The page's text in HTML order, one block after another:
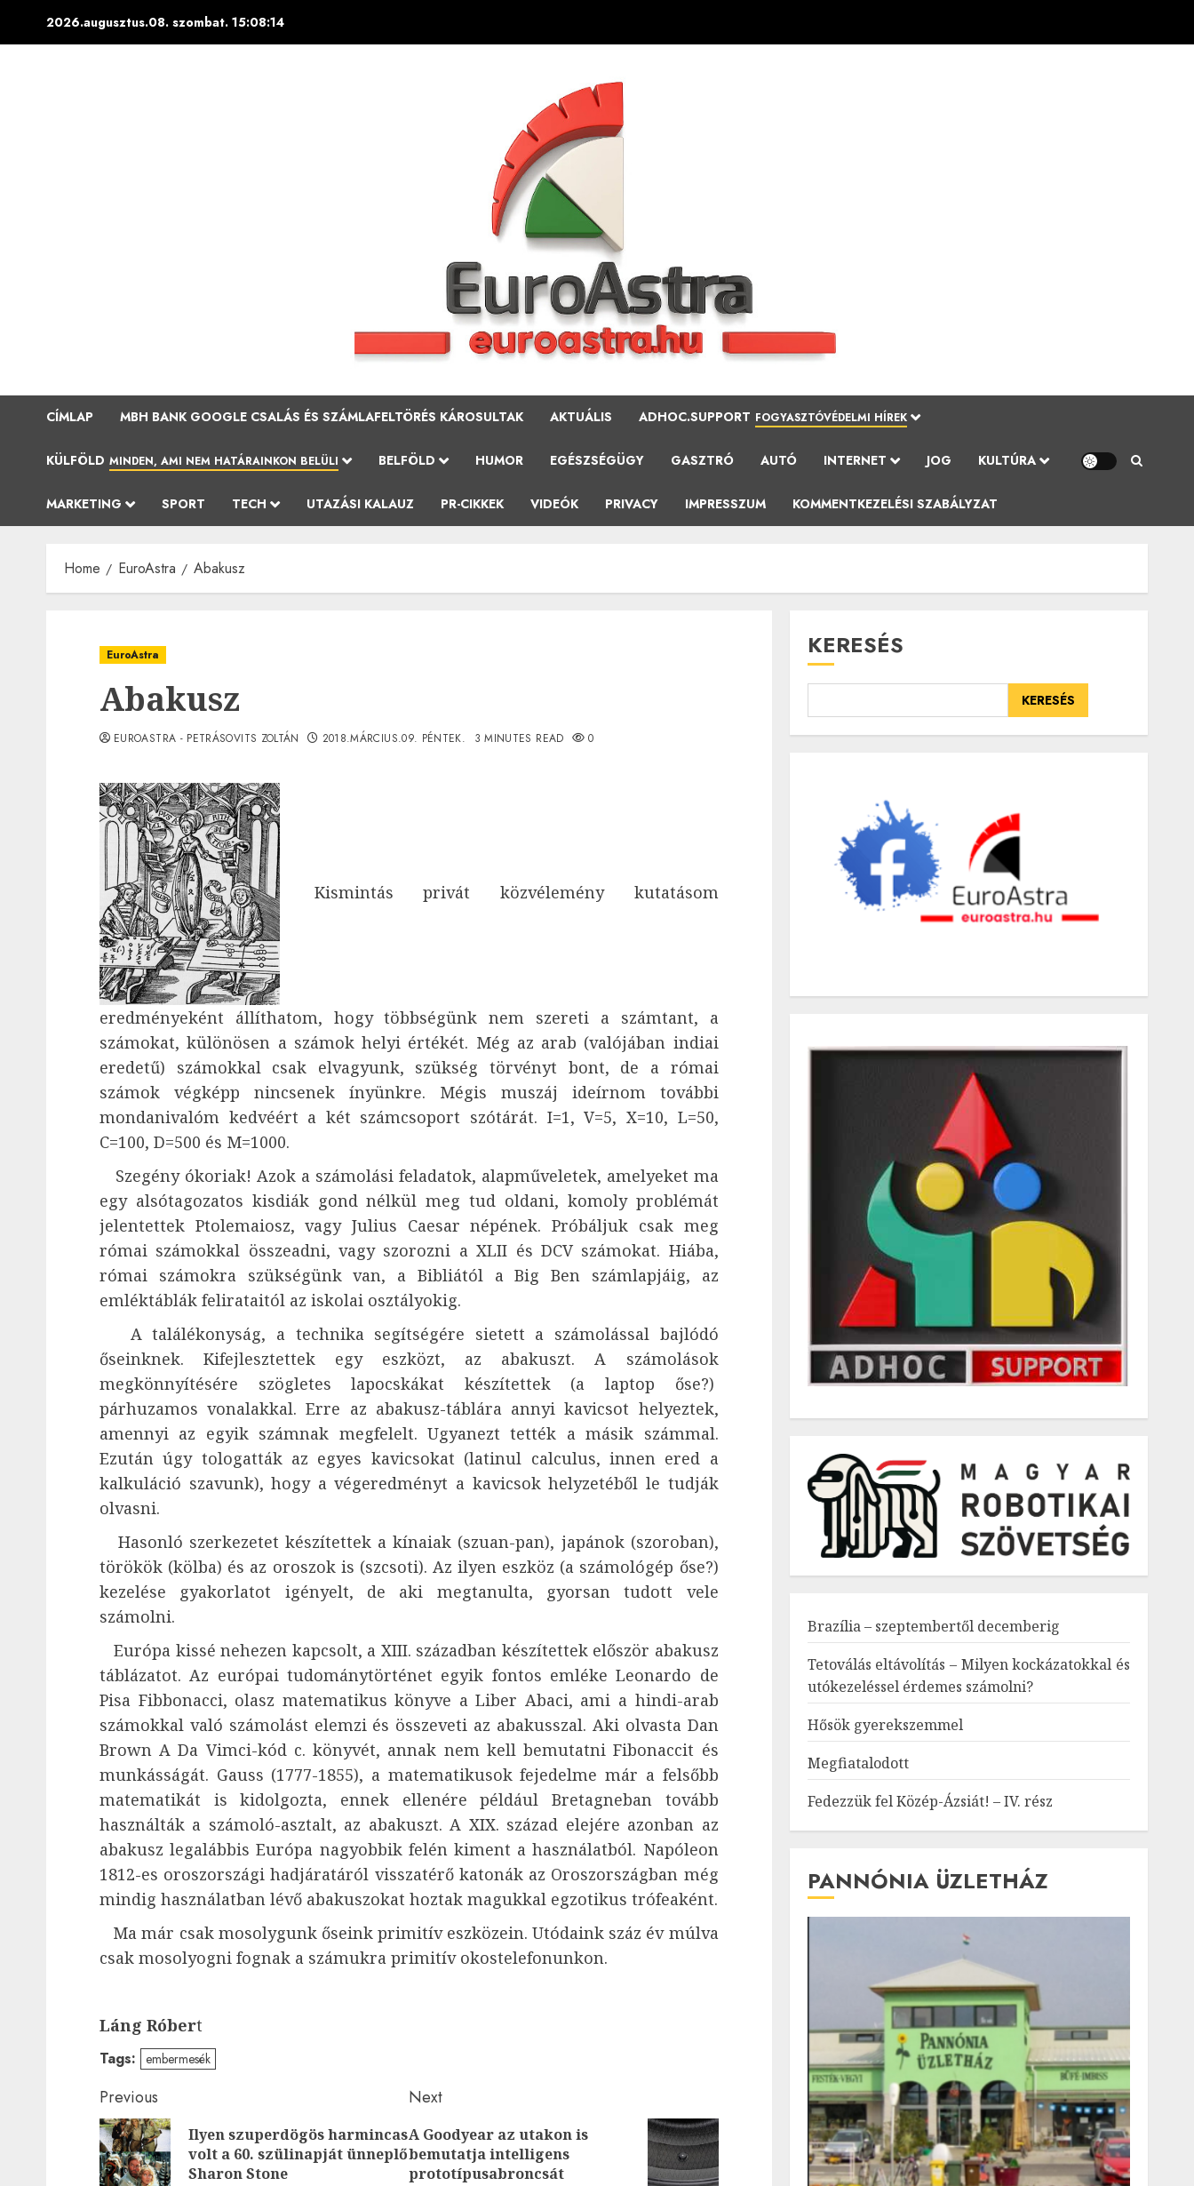
2026.augusztus.08. szombat. 15:08:15
CÍMLAP MBH BANK GOOGLE CSALÁS ÉS SZÁMLAFELTÖRÉS KÁROSULTAK AKTUÁLIS ADHOC.SUPPORT FOGYASZTÓVÉDELMI HÍREK
KÜLFÖLD MINDEN, AMI NEM HATÁRAINKON BELÜLI BELFÖLD HUMOR EGÉSZSÉGÜGY GASZTRÓ AUTÓ INTERNET JOG KULTÚRA
MARKETING SPORT TECH UTAZÁSI KALAUZ PR-CIKKEK VIDEÓK PRIVACY IMPRESSZUM KOMMENTKEZELÉSI SZABÁLYZAT
Home EuroAstra Abakusz
EuroAstra
Abakusz
EUROASTRA - PETRÁSOVITS ZOLTÁN 2018.MÁRCIUS.09. PÉNTEK. 3 MINUTES READ 0
Kismintás privát közvélemény kutatásom
eredményeként állíthatom, hogy többségünk nem szereti a számtant, a
számokat, különösen a számok helyi értékét. Még az arab (valójában indiai
eredetű) számokkal csak elvagyunk, szükség törvényt bont, de a római
számok végképp nincsenek ínyünkre. Mégis muszáj ideírnom további
mondanivalóm kedvéért a két számcsoport szótárát. I=1, V=5, X=10, L=50,
C=100, D=500 és M=1000.
Szegény ókoriak! Azok a számolási feladatok, alapműveletek, amelyeket ma
egy alsótagozatos kisdiák gond nélkül meg tud oldani, komoly problémát
jelentettek Ptolemaiosz, vagy Julius Caesar népének. Próbáljuk csak meg
római számokkal összeadni, vagy szorozni a XLII és DCV számokat. Hiába,
római számokra szükségünk van, a Bibliától a Big Ben számlapjáig, az
emléktáblák felirataitól az iskolai osztályokig.
A találékonyság, a technika segítségére sietett a számolással bajlódó
őseinknek. Kifejlesztettek egy eszközt, az abakuszt. A számolások
megkönnyítésére szögletes lapocskákat készítettek (a laptop őse?)
párhuzamos vonalakkal. Erre az abakusz-táblára annyi kavicsot helyeztek,
amennyi az egyik számnak megfelelt. Ugyanezt tették a másik számmal.
Ezután úgy tologatták az egyes kavicsokat (latinul calculus, innen ered a
kalkuláció szavunk), hogy a végeredményt a kavicsok helyzetéből le tudják
olvasni.
Hasonló szerkezetet készítettek a kínaiak (szuan-pan), japánok (szoroban),
törökök (kölba) és az oroszok is (szcsoti). Az ilyen eszköz (a számológép őse?)
kezelése gyakorlatot igényelt, de aki megtanulta, gyorsan tudott vele
számolni.
Európa kissé nehezen kapcsolt, a XIII. században készítettek először abakusz
táblázatot. Az európai tudománytörténet egyik fontos emléke Leonardo de
Pisa Fibbonacci, olasz matematikus könyve a Liber Abaci, ami a hindi-arab
számokkal való számolást elemzi és összeveti az abakusszal. Aki olvasta Dan
Brown A Da Vimci-kód c. könyvét, annak nem kell bemutatni Fibonaccit és
munkásságát. Gauss (1777-1855), a matematikusok fejedelme már a felsőbb
matematikát is kidolgozta, ennek ellenére például Bretagneban tovább
használták a számoló-asztalt, az abakuszt. A XIX. század elejére azonban az
abakusz legalábbis Európa nagyobbik felén kiment a használatból. Napóleon
1812-es oroszországi hadjáratáról visszatérő katonák az Oroszországban még
mindig használatban lévő abakuszokat hoztak magukkal egzotikus trófeaként.
Ma már csak mosolygunk őseink primitív eszközein. Utódaink száz év múlva
csak mosolyogni fognak a számukra primitív okostelefonunkon.
Láng Róbert
Tags: embermesék
Post
navigation
Previous
Previous
post:
Ilyen szuperdögös harmincas
volt a 60. szülinapját ünneplő
Sharon Stone
Next
Next
post:
A Goodyear az utakon is
bemutatja intelligens
prototípusabroncsát
KERESÉS
KERESÉS
Brazília – szeptembertől decemberig
Tetoválás eltávolítás – Milyen kockázatokkal és
utókezeléssel érdemes számolni?
Hősök gyerekszemmel
Megfiatalodott
Fedezzük fel Közép-Ázsiát! – IV. rész
PANNÓNIA ÜZLETHÁZ